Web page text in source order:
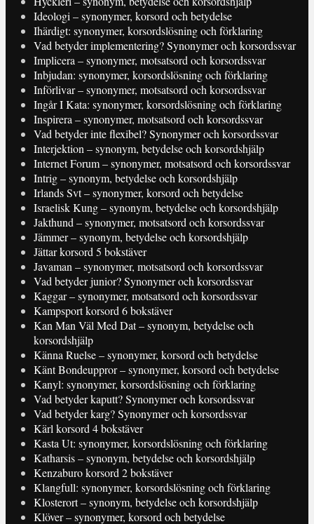
Ideologi – synonymer, korsord och betydelse
Ihärdigt: synonymer, korsordslösning och förklaring
Vad betyder implementering? Synonymer och korsordssvar
Implicera – synonymer, motsatsord och korsordssvar
Inbjudan: synonymer, korsordslösning och förklaring
Införlivar – synonymer, motsatsord och korsordssvar
Ingår I Kata: synonymer, korsordslösning och förklaring
Inspirera – synonymer, motsatsord och korsordssvar
Vad betyder inte flexibel? Synonymer och korsordssvar
Interjektion – synonym, betydelse och korsordshjälp
Internet Forum – synonymer, motsatsord och korsordssvar
Intrig – synonym, betydelse och korsordshjälp
Irlands Svt – synonymer, korsord och betydelse
Israelisk Kung – synonym, betydelse och korsordshjälp
Jakthund – synonymer, motsatsord och korsordssvar
Jämmer – synonym, betydelse och korsordshjälp
Jättar korsord 5 bokstäver
Javaman – synonymer, motsatsord och korsordssvar
Vad betyder junior? Synonymer och korsordssvar
Kaggar – synonymer, motsatsord och korsordssvar
Kampsport korsord 6 bokstäver
Kan Man Väl Med Dat – synonym, betydelse och
korsordshjälp
Känna Ruelse – synonymer, korsord och betydelse
Känt Bondeuppror – synonymer, korsord och betydelse
Kanyl: synonymer, korsordslösning och förklaring
Vad betyder kaputt? Synonymer och korsordssvar
Vad betyder karg? Synonymer och korsordssvar
Kärl korsord 4 bokstäver
Kasta Ut: synonymer, korsordslösning och förklaring
Katharsis – synonym, betydelse och korsordshjälp
Kenzaburo korsord 2 bokstäver
Klangfull: synonymer, korsordslösning och förklaring
Klosterort – synonym, betydelse och korsordshjälp
Klöver – synonymer, korsord och betydelse